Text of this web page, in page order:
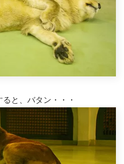
と、バタン・・・